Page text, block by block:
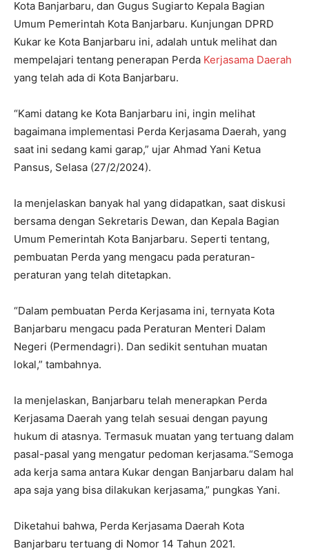
Kota Banjarbaru, dan Gugus Sugiarto Kepala Bagian
Umum Pemerintah Kota Banjarbaru. Kunjungan DPRD
Kukar ke Kota Banjarbaru ini, adalah untuk melihat dan
mempelajari tentang penerapan Perda Kerjasama Daerah
yang telah ada di Kota Banjarbaru.
“Kami datang ke Kota Banjarbaru ini, ingin melihat
bagaimana implementasi Perda Kerjasama Daerah, yang
saat ini sedang kami garap,” ujar Ahmad Yani Ketua
Pansus, Selasa (27/2/2024).
Ia menjelaskan banyak hal yang didapatkan, saat diskusi
bersama dengan Sekretaris Dewan, dan Kepala Bagian
Umum Pemerintah Kota Banjarbaru. Seperti tentang,
pembuatan Perda yang mengacu pada peraturan-
peraturan yang telah ditetapkan.
“Dalam pembuatan Perda Kerjasama ini, ternyata Kota
Banjarbaru mengacu pada Peraturan Menteri Dalam
Negeri (Permendagri). Dan sedikit sentuhan muatan
lokal,” tambahnya.
Ia menjelaskan, Banjarbaru telah menerapkan Perda
Kerjasama Daerah yang telah sesuai dengan payung
hukum di atasnya. Termasuk muatan yang tertuang dalam
pasal-pasal yang mengatur pedoman kerjasama.“Semoga
ada kerja sama antara Kukar dengan Banjarbaru dalam hal
apa saja yang bisa dilakukan kerjasama,” pungkas Yani.
Diketahui bahwa, Perda Kerjasama Daerah Kota
Banjarbaru tertuang di Nomor 14 Tahun 2021.